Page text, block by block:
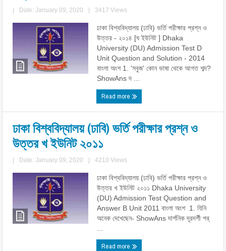
Date: January 09, 2020 3417 Views
ঢাকা বিশ্ববিদ্যালয় (ঢাবি) ভর্তি পরীক্ষার প্রশ্ন ও
উত্তর - ২০১৪ [ঘ ইউনিট ] Dhaka
University (DU) Admission Test D
Unit Question and Solution - 2014
বাংলা অংশ 1. 'সবুজ’ কোন ভাষা থেকে আগত শব্দ?
ShowAns দ ...
Read more
ঢাকা বিশ্ববিদ্যালয় (ঢাবি) ভর্তি পরীক্ষার প্রশ্ন ও
উত্তর খ ইউনিট ২০১১
Date: January 09, 2020 4210 Views
ঢাকা বিশ্ববিদ্যালয় (ঢাবি) ভর্তি পরীক্ষার প্রশ্ন ও
উত্তর খ ইউনিট ২০১১ Dhaka University
(DU) Admission Test Question and
Answer B Unit 2011 বাংলা অংশ 1. যিনি
অনেক দেখেছেন- ShowAns দার্শনিক দূরদর্শী পর্
Read more